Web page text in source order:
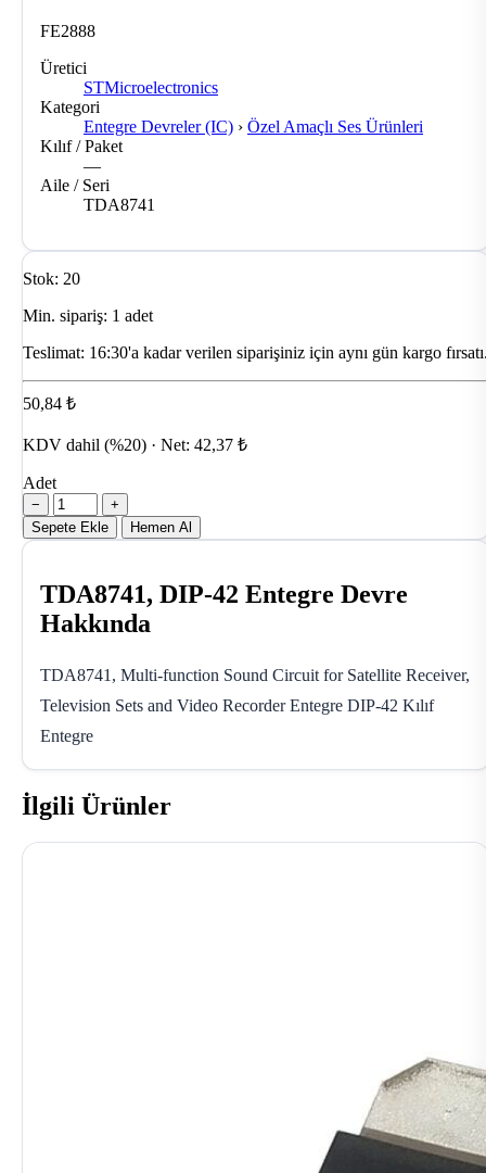
FE2888
Üretici
STMicroelectronics
Kategori
Entegre Devreler (IC) › Özel Amaçlı Ses Ürünleri
Kılıf / Paket
—
Aile / Seri
TDA8741
Stok: 20
Min. sipariş: 1 adet
Teslimat: 16:30'a kadar verilen siparişiniz için aynı gün kargo
50,84 ₺
KDV dahil (%20) · Net: 42,37 ₺
Adet
−
+
Sepete Ekle
Hemen Al
TDA8741, DIP-42 Entegre Devre
Hakkında
TDA8741, Multi-function Sound Circuit for Satellite Receiver,
Television Sets and Video Recorder Entegre DIP-42 Kılıf
Entegre
İlgili Ürünler